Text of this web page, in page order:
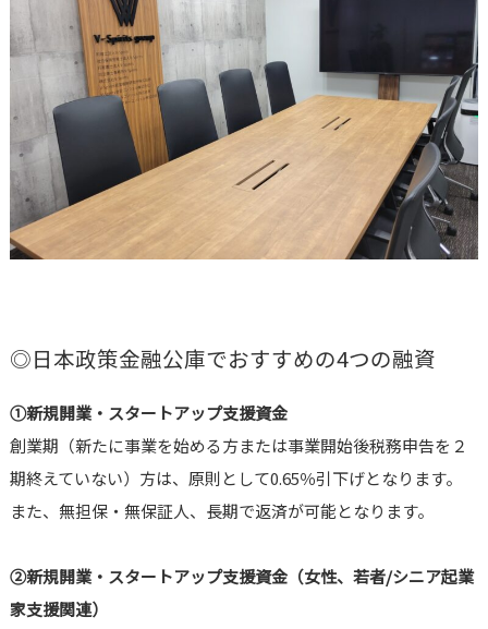
◎日本政策金融公庫でおすすめの4つの融資
①新規開業・スタートアップ支援資金
創業期（新たに事業を始める方または事業開始後税務申告を２
期終えていない）方は、原則として0.65％引下げとなります。
また、無担保・無保証人、長期で返済が可能となります。
②新規開業・スタートアップ支援資金（女性、若者/シニア起業
家支援関連）